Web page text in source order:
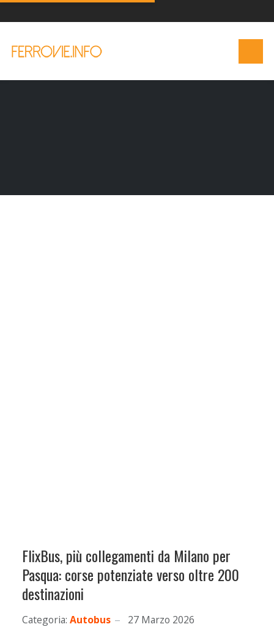
FlixBus, più collegamenti da Milano per
Pasqua: corse potenziate verso oltre 200
destinazioni
Categoria: Autobus 27 Marzo 2026